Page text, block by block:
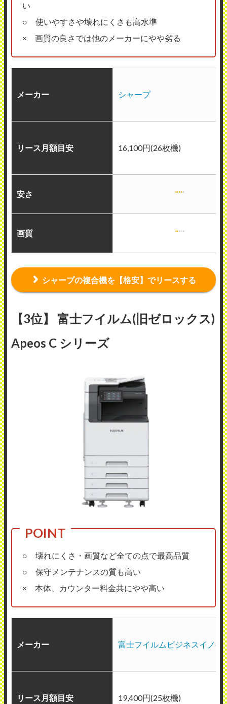
い
○ 使いやすさや壊れにくさも高水準
× 画質の良さでは他のメーカーにやや劣る
メーカー シャープ
リース月額目安 16,100円(26枚機)
安さ
画質
シャープの複合機を【格安】でリースする
【3位】 富士フイルム(旧ゼロックス)
Apeos C シリーズ
○ 壊れにくさ・画質など全ての点で最高品質
○ 保守メンテナンスの質も高い
× 本体、カウンター料金共にやや高い
メーカー 富士フイルムビジネスイノベ
リース月額目安 19,400円(25枚機)